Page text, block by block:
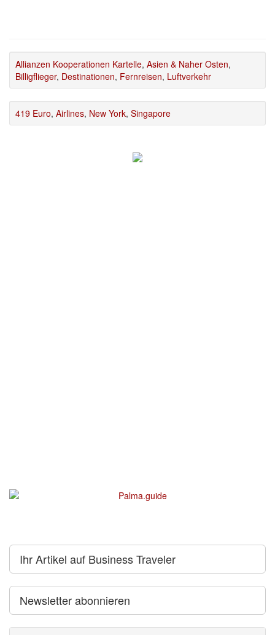
Allianzen Kooperationen Kartelle, Asien & Naher Osten,
Billigflieger, Destinationen, Fernreisen, Luftverkehr
419 Euro, Airlines, New York, Singapore
Ihr Artikel auf Business Traveler
Newsletter abonnieren